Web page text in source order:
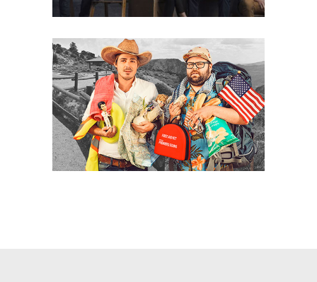
VR EN DÉROUTE
Site web·Web série